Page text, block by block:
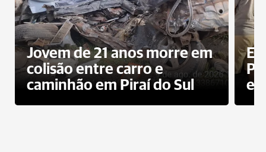
Jovem de 21 anos morre em
colisão entre carro e
caminhão em Piraí do Sul